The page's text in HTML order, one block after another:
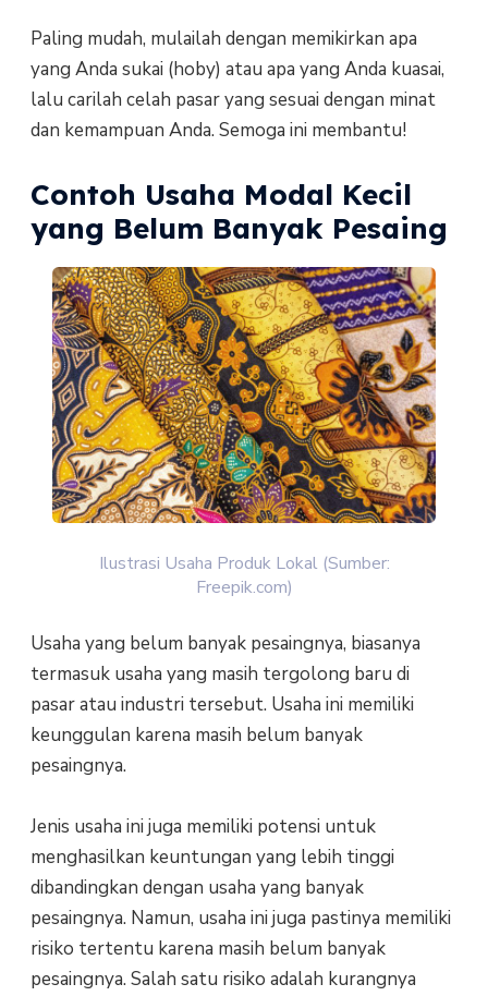
Paling mudah, mulailah dengan memikirkan apa
yang Anda sukai (hoby) atau apa yang Anda kuasai,
lalu carilah celah pasar yang sesuai dengan minat
dan kemampuan Anda. Semoga ini membantu!
Contoh Usaha Modal Kecil
yang Belum Banyak Pesaing
Ilustrasi Usaha Produk Lokal (Sumber:
Freepik.com)
Usaha yang belum banyak pesaingnya, biasanya
termasuk usaha yang masih tergolong baru di
pasar atau industri tersebut. Usaha ini memiliki
keunggulan karena masih belum banyak
pesaingnya.
Jenis usaha ini juga memiliki potensi untuk
menghasilkan keuntungan yang lebih tinggi
dibandingkan dengan usaha yang banyak
pesaingnya. Namun, usaha ini juga pastinya memiliki
risiko tertentu karena masih belum banyak
pesaingnya. Salah satu risiko adalah kurangnya